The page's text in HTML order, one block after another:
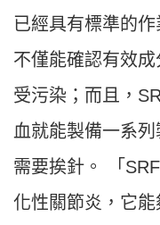
已經具有標準的
不僅能確認有效
受污染；而且，
血就能製備一系
需要挨針。 「
化性關節炎，它